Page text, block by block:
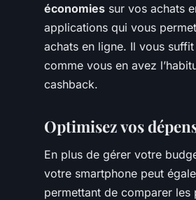
économies sur vos achats
applications qui vous
achats en ligne. Il vous
comme vous en avez
cashback.
Optimisez vos
En plus de gérer votre
votre smartphone peut
permettant de comparer